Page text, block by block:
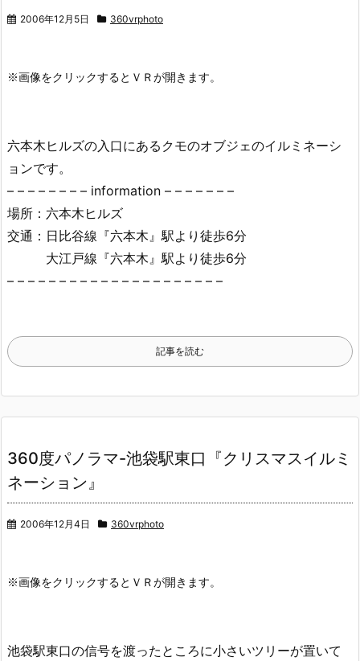
2006年12月5日 360vrphoto
六本木ヒルズの入口にあるクモのオブジェのイルミネーシ
ョンです。
– – – – – – – – information – – – – – – –
場所：六本木ヒルズ
交通：日比谷線『六本木』駅より徒歩6分
大江戸線『六本木』駅より徒歩6分
– – – – – – – – – – – – – – – – – – – – –
記事を読む
360度パノラマ-池袋駅東口『クリスマスイルミ
ネーション』
2006年12月4日 360vrphoto
池袋駅東口の信号を渡ったところに小さいツリーが置いて